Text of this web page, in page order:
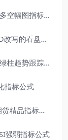
文华期货量价趋势主图-预警操作波段多空幅图指标公式
趋势柱红绿一眼定多空，这个用MACD改写的看盘指标，把顶底信号可视化后简单多了
文华财经wh6波段多空主副图-阶梯红绿柱趋势跟踪指标公式
指标公式
文华财经DK均线主图-量柱趋势副图期货精品指标公式
强弱指标公式